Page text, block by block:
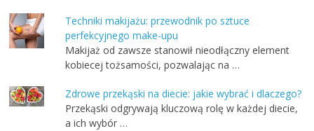
Techniki makijażu: przewodnik po sztuce
perfekcyjnego make-upu
Makijaż od zawsze stanowił nieodłączny element
kobiecej tożsamości, pozwalając na …
Zdrowe przekąski na diecie: jakie wybrać i dlaczego?
Przekąski odgrywają kluczową rolę w każdej diecie,
a ich wybór …